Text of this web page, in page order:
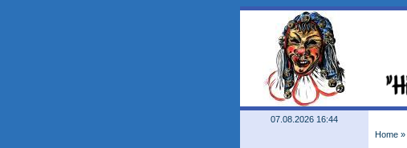
07.08.2026 16:44
Home »